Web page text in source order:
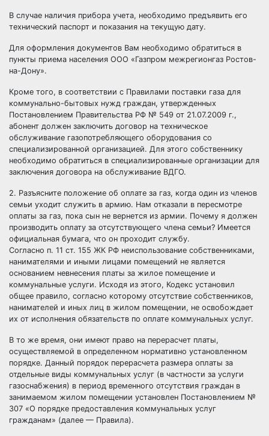
В случае наличия прибора учета, необходимо предъявить его
технический паспорт и показания на текущую дату.
Для оформления документов Вам необходимо обратиться в
пункты приема населения ООО «Газпром межрегионгаз Ростов-
на-Дону».
Кроме того, в соответствии с Правилами поставки газа для
коммунально-бытовых нужд граждан, утвержденных
Постановлением Правительства РФ № 549 от 21.07.2009 г.,
абонент должен заключить договор на техническое
обслуживание газопотребляющего оборудования со
специализированной организацией. Для этого собственнику
необходимо обратиться в специализированные организации для
заключения договора на обслуживание ВДГО.
2. Разъясните положение об оплате за газ, когда один из членов
семьи уходит служить в армию. Нам отказали в пересмотре
оплаты за газ, пока сын не вернется из армии. Почему я должен
производить оплату за отсутствующего члена семьи? Имеется
официальная бумага, что он проходит службу.
Согласно п. 11 ст. 155 ЖК РФ неиспользование собственниками,
нанимателями и иными лицами помещений не является
основанием невнесения платы за жилое помещение и
коммунальные услуги. Исходя из этого, Кодекс установил
общее правило, согласно которому отсутствие собственников,
нанимателей и иных лиц в жилом помещении, не освобождает
их от исполнения обязательств по оплате коммунальных услуг.
В то же время, они имеют право на перерасчет платы,
осуществляемой в определенном нормативно установленном
порядке. Данный порядок перерасчета размера оплаты за
отдельные виды коммунальных услуг (в частности за услуги
газоснабжения) в период временного отсутствия граждан в
занимаемом жилом помещении установлен Постановлением №
307 «О порядке предоставления коммунальных услуг
гражданам» (далее — Правила).